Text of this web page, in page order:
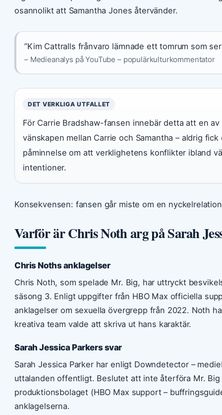
osannolikt att Samantha Jones återvänder.
”Kim Cattralls frånvaro lämnade ett tomrum som
– Medieanalys på YouTube – populärkulturkommentator
DET VERKLIGA UTFALLET
För Carrie Bradshaw-fansen innebär detta att en
vänskapen mellan Carrie och Samantha – aldrig
påminnelse om att verklighetens konflikter ibland
intentioner.
Konsekvensen: fansen går miste om en
Varför är Chris Noth arg på Sarah
Chris Noths anklagelser
Chris Noth, som spelade Mr. Big, har uttryckt
säsong 3. Enligt uppgifter från HBO Max officiella
anklagelser om sexuella övergrepp från 2022. Noth
kreativa team valde att skriva ut hans karaktär.
Sarah Jessica Parkers svar
Sarah Jessica Parker har enligt Downdetector –
uttalanden offentligt. Beslutet att inte återföra Mr.
produktionsbolaget (HBO Max support –
anklagelserna.